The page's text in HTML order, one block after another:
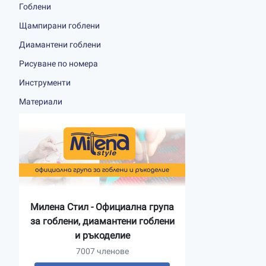
Гоблени
Щампирани гоблени
Диамантени гоблени
Рисуване по номера
Инструменти
Материали
Милена Стил - Официална група
за гоблени, диамантени гоблени
и ръкоделие
7007 членове